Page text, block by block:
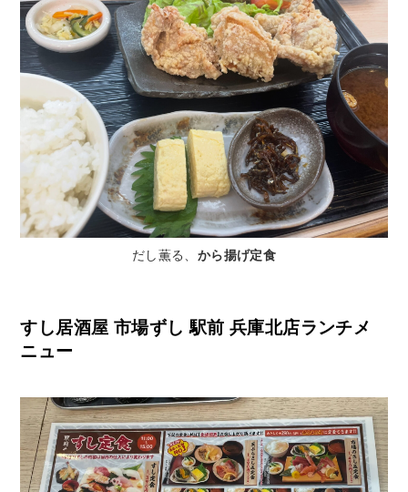
だし薫る、 から揚げ定食
すし居酒屋 市場ずし 駅前 兵庫北店ランチメ
ニュー